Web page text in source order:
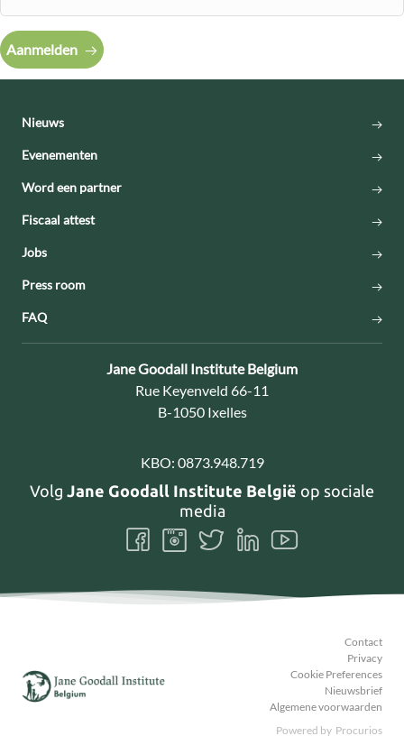
Aanmelden
Nieuws
Evenementen
Word een partner
Fiscaal attest
Jobs
Press room
FAQ
Contact:
Jane Goodall Institute Belgium
Adres:
Rue Keyenveld 66-11
B-1050 Ixelles
KBO: 0873.948.719
Volg Jane Goodall Institute België op sociale
media
Volg
ons
Volg
ons
Volg
ons
Volg
ons
Volg
ons
Contact
Privacy
Cookie Preferences
Nieuwsbrief
Algemene voorwaarden
Powered by Procurios